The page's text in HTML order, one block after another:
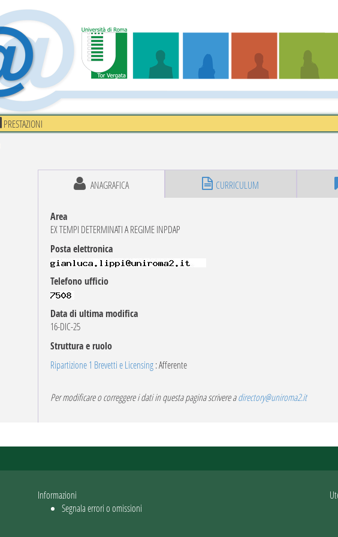
PRESTAZIONI
ANAGRAFICA CURRICULUM
Area
EX TEMPI DETERMINATI A REGIME INPDAP
Posta elettronica
Telefono ufficio
Data di ultima modifica
16-DIC-25
Struttura e ruolo
Ripartizione 1 Brevetti e Licensing: Afferente
Per modificare o correggere i dati in questa pagina scrivere adirectory@uniroma2.it
Informazioni
Segnala errori o omissioni